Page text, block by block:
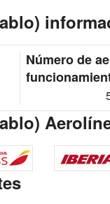
Número de